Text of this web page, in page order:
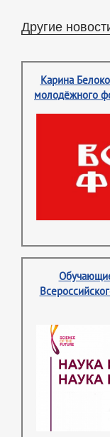
Другие
Карина
молодёжного